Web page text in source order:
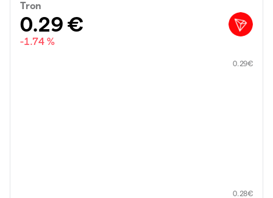
Tron
0.29 €
-1.74 %
0.29€
0.28€